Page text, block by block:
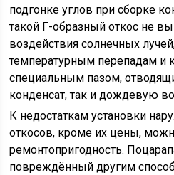
подгонке углов при сборке
такой Г-образный откос не
воздействия солнечных
температурным перепадам и
специальным пазом,
конденсат, так и дождевую
К недостаткам установки
откосов, кроме их цены,
ремонтопригодность.
повреждённый другим